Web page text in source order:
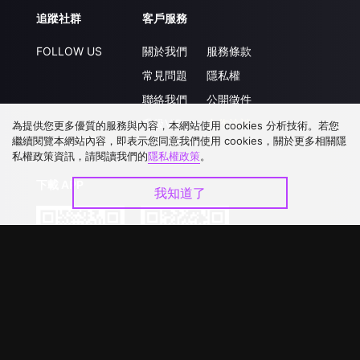
追蹤社群
FOLLOW US
客戶服務
關於我們
常見問題
聯絡我們
升級VIP
服務條款
隱私權
公開徵件
合作洽談
為提供您更多優質的服務與內容，本網站使用 cookies 分析技術。若您
繼續閱覽本網站內容，即表示您同意我們使用 cookies，關於更多相關隱
私權政策資訊，請閱讀我們的隱私權政策。
我知道了